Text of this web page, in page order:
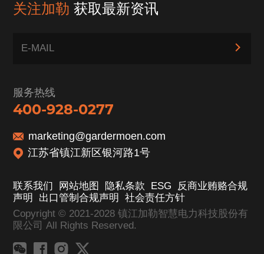
关注加勒 获取最新资讯
服务热线
400-928-0277
marketing@gardermoen.com
江苏省镇江新区银河路1号
联系我们 网站地图 隐私条款 ESG
反商业贿赂合规
声明
出口管制合规声明
社会责任方针
Copyright © 2021-2028 镇江加勒智慧电力科技股份有
限公司 All Rights Reserved.